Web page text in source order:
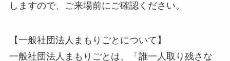
しますので、ご来場前にご確認ください。
【一般社団法人まもりごとについて】
一般社団法人まもりごとは、「誰一人取り残さな